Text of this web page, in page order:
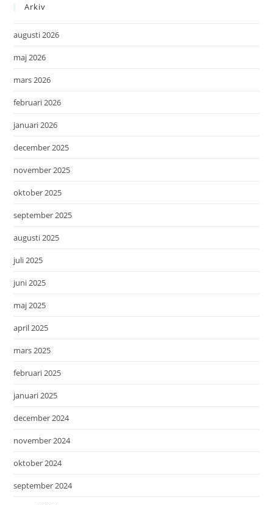
Arkiv
augusti 2026
maj 2026
mars 2026
februari 2026
januari 2026
december 2025
november 2025
oktober 2025
september 2025
augusti 2025
juli 2025
juni 2025
maj 2025
april 2025
mars 2025
februari 2025
januari 2025
december 2024
november 2024
oktober 2024
september 2024